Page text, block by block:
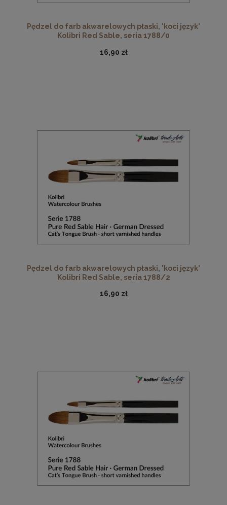
Pędzel do farb akwarelowych płaski, 'koci język'
Kolibri Red Sable, seria 1788/0
16,90 zł
Pędzel do farb akwarelowych płaski, 'koci język'
Kolibri Red Sable, seria 1788/2
16,90 zł